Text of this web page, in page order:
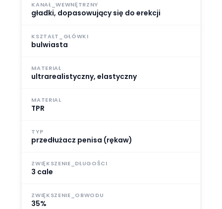
KANAŁ_WEWNĘTRZNY
gładki, dopasowujący się do erekcji
KSZTAŁT_GŁÓWKI
bulwiasta
MATERIAŁ
ultrarealistyczny, elastyczny
MATERIAL
TPR
TYP
przedłużacz penisa (rękaw)
ZWIĘKSZENIE_DŁUGOŚCI
3 cale
ZWIĘKSZENIE_OBWODU
35%